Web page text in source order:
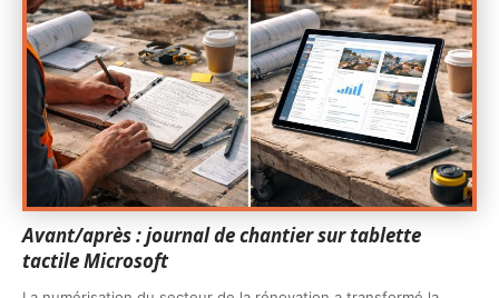
Avant/après : journal de chantier sur tablette
tactile Microsoft